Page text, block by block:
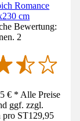
Romance
cm
Bewertung:
2
€ * Alle Preise
ggf. zzgl.
pro ST129,95